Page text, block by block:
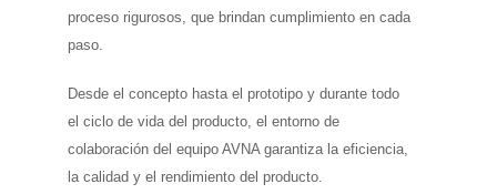
proceso rigurosos, que brindan cumplimiento en cada
paso.
Desde el concepto hasta el prototipo y durante todo
el ciclo de vida del producto, el entorno de
colaboración del equipo AVNA garantiza la eficiencia,
la calidad y el rendimiento del producto.